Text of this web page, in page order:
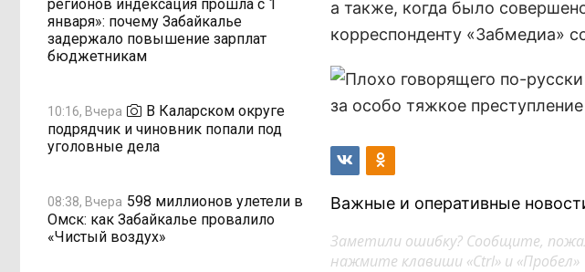
регионов индексация прошла с 1
января»: почему Забайкалье
задержало повышение зарплат
бюджетникам
10:16, Вчера
В Каларском округе
подрядчик и чиновник попали под
уголовные дела
08:38, Вчера 598 миллионов улетели в
Омск: как Забайкалье провалило
«Чистый воздух»
а также, когда было
корреспонденту «Забмедиа»
Важные и оперативные
Заметили ошибку? Сообщите,
нажмите клавиши «Ctrl» и «Пробел»